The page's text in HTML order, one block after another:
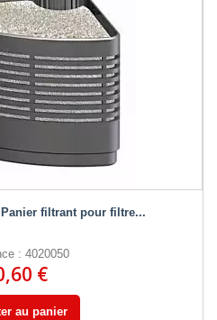
filtrant pour filtre...
: 4020050
€
au panier